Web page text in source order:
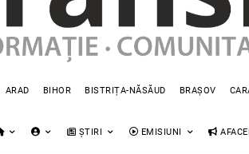
ARAD BIHOR BISTRIȚA-NĂSĂUD BRAȘOV
ȘTIRI EMISIUNI